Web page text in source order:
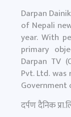
Darpan
of Nepali
year. With
primary
Darpan TV
Pvt. Ltd.
Government
दर्पण दैनिक